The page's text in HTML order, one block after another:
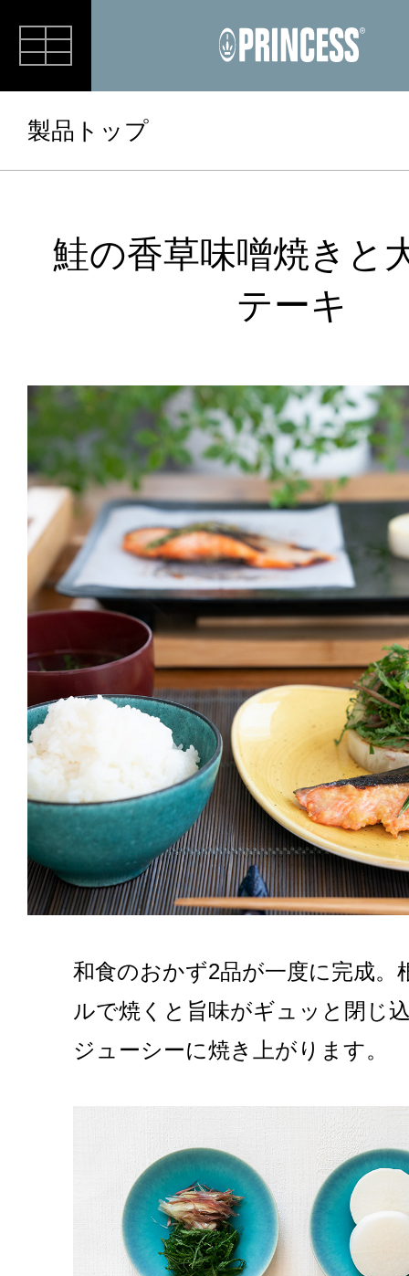
RECIPE
製品トップ
鮭の香草味噌焼きと
テーキ
和食のおかず2品が一度に完成。
ルで焼くと旨味がギュッと閉じ
ジューシーに焼き上がります。